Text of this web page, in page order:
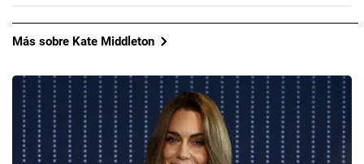
Más sobre Kate Middleton